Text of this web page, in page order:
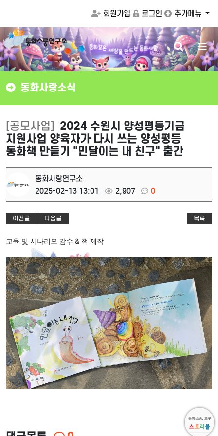
회원가입 로그인 추가메뉴
동화같은 세상을 만드는 동화사랑 검
색
버
튼
메
뉴
버
튼
동화사랑소식
[공모사업] 2024 수원시 양성평등기금
지원사업 양육자가 다시 쓰는 양성평등
동화책 만들기 "민달이는 내 친구" 출간
동화사랑연구소
2025-02-13 13:01
2,907 0
이전글 다음글 목록
교육 및 시나리오 감수 & 책 제작